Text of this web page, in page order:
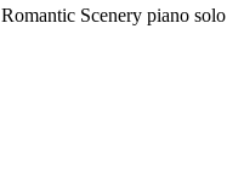
Romantic Scenery piano solo